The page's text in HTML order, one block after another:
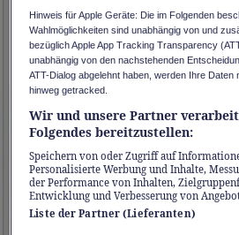
Hinweis für Apple Geräte: Die im Folgenden
Wahlmöglichkeiten sind unabhängig von und
bezüglich Apple App Tracking Transparency
unabhängig von den nachstehenden
ATT-Dialog abgelehnt haben, werden Ihre Daten
hinweg getracked.
Wir und unsere Partner
Folgendes bereitzustellen:
Speichern von oder Zugriff auf
Personalisierte Werbung und Inhalte,
der Performance von Inhalten,
Entwicklung und Verbesserung von
Liste der Partner (Lieferanten)